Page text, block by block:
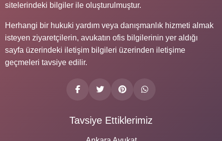
sitelerindeki bilgiler ile oluşturulmuştur.
Herhangi bir hukuki yardım veya danışmanlık hizmeti almak
isteyen ziyaretçilerin, avukatın ofis bilgilerinin yer aldığı
sayfa üzerindeki iletişim bilgileri üzerinden iletişime
geçmeleri tavsiye edilir.
Tavsiye Ettiklerimiz